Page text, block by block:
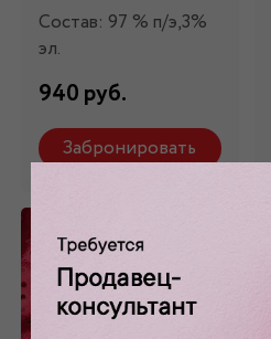
Состав: 97 % п/э,3%
эл.
940 руб.
Забронировать